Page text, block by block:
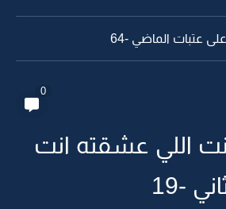
عتبات الماضي -64
اللي عشقته انت
-19